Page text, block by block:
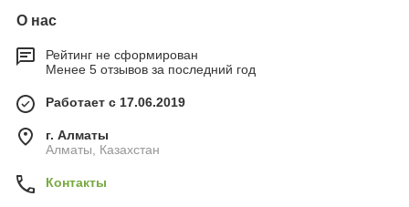
О нас
Рейтинг не сформирован
Менее 5 отзывов за последний год
Работает с 17.06.2019
г. Алматы
Алматы, Казахстан
Контакты